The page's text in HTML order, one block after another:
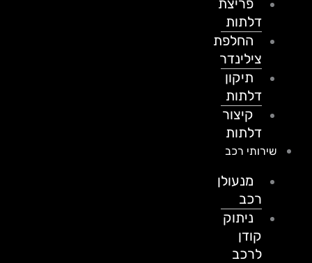
פריצת
דלתות
החלפת
צילינדר
תיקון
דלתות
קיצור
דלתות
שירותי רכב
מנעולן
ניתוק
לרכב